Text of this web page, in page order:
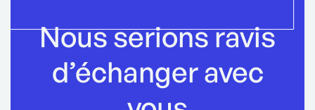
Nous serions ravis
d’échanger avec